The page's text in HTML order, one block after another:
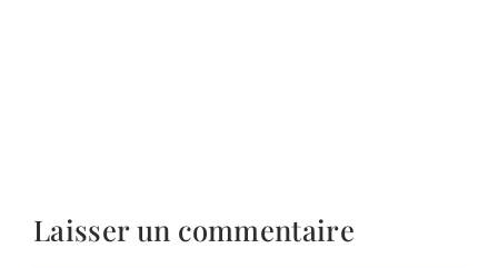
Laisser un commentaire